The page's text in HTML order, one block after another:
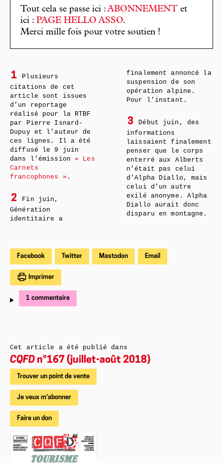
Tout cela se passe ici : ABONNEMENT et
ici : PAGE HELLO ASSO.
Merci mille fois pour votre soutien !
1
Plusieurs
citations de cet
article sont issues
d’un reportage
réalisé pour la RTBF
par Pierre Isnard-
Dupuy et l’auteur de
ces lignes. Il a été
diffusé le 9 juin
dans l’émission« Les
Carnets
francophones » .
2
Fin juin,
Génération
identitaire a
finalement annoncé la
suspension de son
opération alpine.
Pour l’instant.
3
Début juin, des
informations
laissaient finalement
penser que le corps
enterré aux Alberts
n’était pas celui
d’Alpha Diallo, mais
celui d’un autre
exilé anonyme. Alpha
Diallo aurait donc
disparu en montagne.
Facebook Twitter Mastodon Email
Imprimer
1 commentaire
Cet article a été publié dans
CQFD n°167 (juillet-août 2018)
Trouver un point de vente
Je veux m'abonner
Faire un don